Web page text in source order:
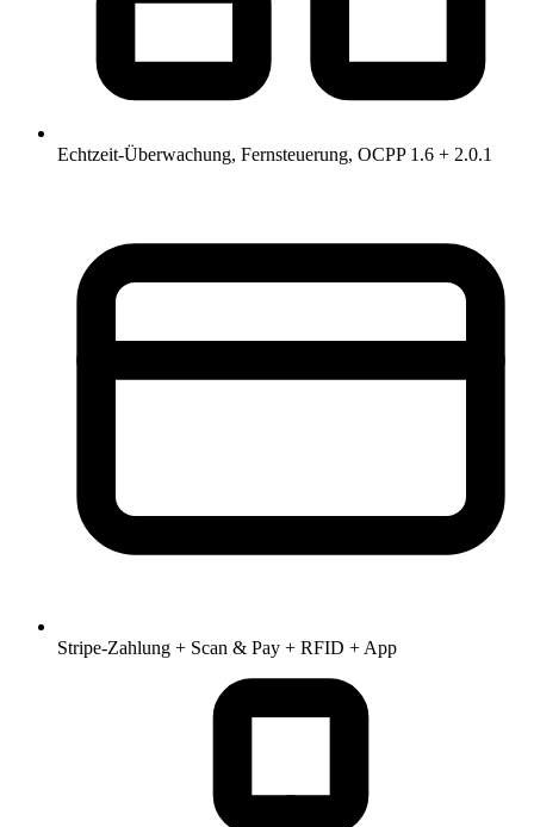
Echtzeit-Überwachung, Fernsteuerung, OCPP 1.6 + 2.0.1
Stripe-Zahlung + Scan & Pay + RFID + App